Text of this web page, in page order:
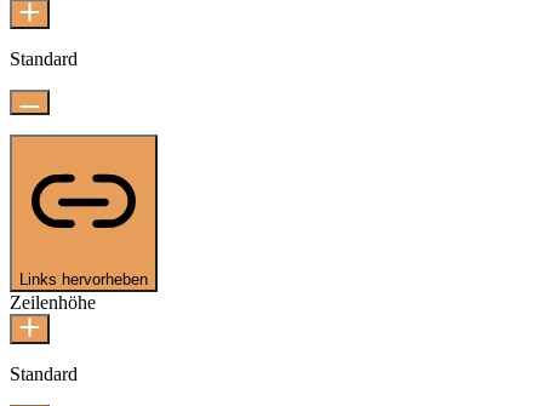
Standard
Links hervorheben
Zeilenhöhe
Standard